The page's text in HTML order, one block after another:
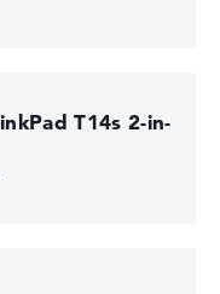
T14s 2-in-